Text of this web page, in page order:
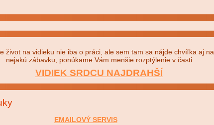
život na vidieku nie iba o práci, ale sem tam sa nájde chvíľka aj na
nejakú zábavku, ponúkame Vám menšie rozptýlenie v časti
VIDIEK SRDCU NAJDRAHŠÍ
EMAILOVÝ SERVIS